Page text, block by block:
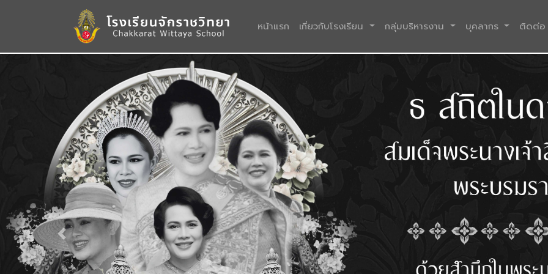
หน้าแรก (current)
เกี่ยวกับโรงเรียน กลุ่มบริหารงาน บุคลากร ติดต่อ
Previous